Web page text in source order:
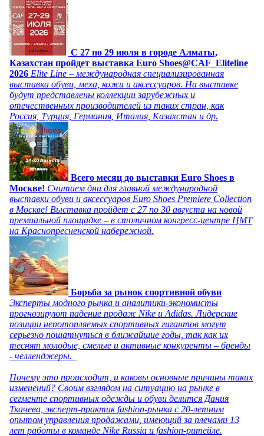
C 27 по 29 июля в городе Алматы,
Казахстан пройдет выставка Euro Shoes@CAF_Eliteline
2026 Elite Line – международная специализированная
выставка обуви, меха, кожи и аксессуаров. На выставке
будут представлены коллекции зарубежных и
отечественных производителей из таких стран, как
Россия, Турция, Германия, Италия, Казахстан и др.
Всего месяц до выставки Euro Shoes в
Москве! Считаем дни для главной международной
выставки обуви и аксессуаров Euro Shoes Premiere Collection
в Москве! Выставка пройдет с 27 по 30 августа на новой
премиальной площадке – в столичном конгресс-центре ЦМТ
на Краснопресненской набережной.
Борьба за рынок спортивной обуви
Эксперты модного рынка и аналитики-экономисты
прогнозируют падение продаж Nike и Adidas. Лидерские
позиции непотопляемых спортивных гигантов могут
серьезно пошатнуться в ближайшие годы, так как их
теснят молодые, смелые и активные конкуренты – бренды
- челленджеры.
Почему это происходит, и каковы основные причины таких
изменений? Своим взглядом на ситуацию на рынке в
сегменте спортивных одежды и обуви делится Дания
Ткачева, эксперт-практик fashion-рынка с 20-летним
опытом управления продажами, имеющий за плечами 13
лет работы в команде Nike Russia и fashion-ритейле.